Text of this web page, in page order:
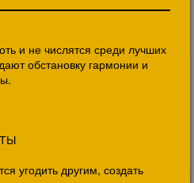
и не числятся среди лучших
обстановку гармонии и
угодить другим, создать